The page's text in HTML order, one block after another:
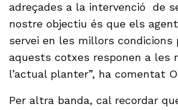
adreçades a la intervenció de
nostre objectiu és que els
servei en les millors condicions
aquests cotxes responen a les
l’actual planter”, ha comentat
Per altra banda, cal recordar